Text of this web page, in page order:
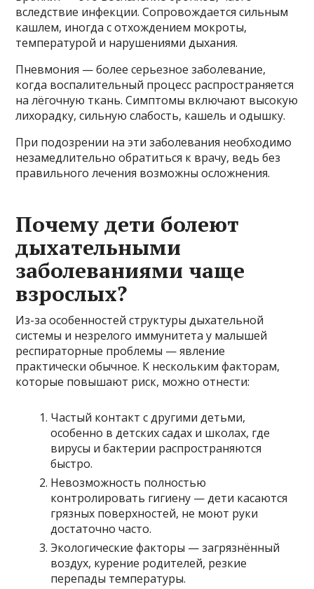
вследствие инфекции. Сопровождается сильным
кашлем, иногда с отхождением мокроты,
температурой и нарушениями дыхания.
Пневмония — более серьезное заболевание,
когда воспалительный процесс распространяется
на лёгочную ткань. Симптомы включают высокую
лихорадку, сильную слабость, кашель и одышку.
При подозрении на эти заболевания необходимо
незамедлительно обратиться к врачу, ведь без
правильного лечения возможны осложнения.
Почему дети болеют
дыхательными
заболеваниями чаще
взрослых?
Из-за особенностей структуры дыхательной
системы и незрелого иммунитета у малышей
респираторные проблемы — явление
практически обычное. К нескольким факторам,
которые повышают риск, можно отнести:
Частый контакт с другими детьми,
особенно в детских садах и школах, где
вирусы и бактерии распространяются
быстро.
Невозможность полностью
контролировать гигиену — дети касаются
грязных поверхностей, не моют руки
достаточно часто.
Экологические факторы — загрязнённый
воздух, курение родителей, резкие
перепады температуры.